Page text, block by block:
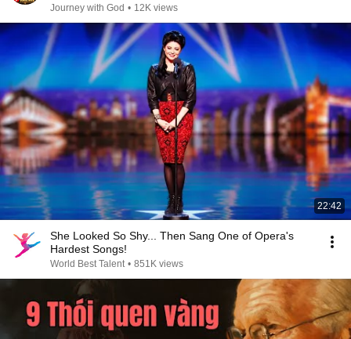
Journey with God • 12K views
22:42
She Looked So Shy... Then Sang One of Opera's
Hardest Songs!
World Best Talent • 851K views